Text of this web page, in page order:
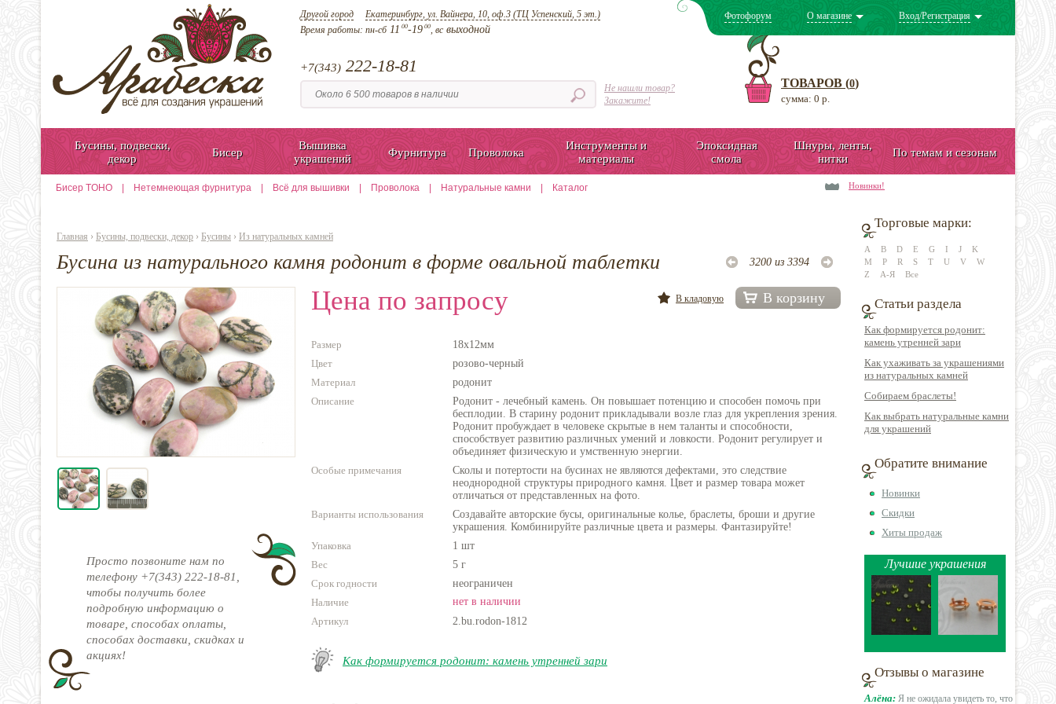
Другой город Екатеринбург, ул. Вайнера, 10, оф.3 (ТЦ Успенский, 5 эт.)
Время работы: пн-сб11 00-19 00, всвыходной
+7(343) 222-18-81
Не нашли товар?
Закажите!
Фотофорум О магазине Вход/Регистрация
ТОВАРОВ (0)
сумма: 0 р.
Бусины, подвески,
декор
Бисер
Вышивка
украшений
Фурнитура Проволока
Инструменты и
материалы
Эпоксидная
смола
Шнуры, ленты,
нитки
По темам и сезонам
Бисер TOHO Нетемнеющая фурнитура Всё для вышивки Проволока Натуральные камни Каталог Новинки!
Главная › Бусины, подвески, декор › Бусины › Из натуральных камней
Бусина из натурального камня родонит в форме овальной таблетки 3200 из 3394
Просто позвоните нам по
телефону +7(343) 222-18-81,
чтобы получить более
подробную информацию о
товаре, способах оплаты,
способах доставки, скидках и
акциях!
Цена по запросу В корзину
В кладовую
Размер
18х12мм
Цвет
розово-черный
Материал
родонит
Описание
Родонит - лечебный камень. Он повышает потенцию и способен помочь при
бесплодии. В старину родонит прикладывали возле глаз для укрепления зрения.
Родонит пробуждает в человеке скрытые в нем таланты и способности,
способствует развитию различных умений и ловкости. Родонит регулирует и
объединяет физическую и умственную энергии.
Особые примечания
Сколы и потертости на бусинах не являются дефектами, это следствие
неоднородной структуры природного камня. Цвет и размер товара может
отличаться от представленных на фото.
Варианты использования
Создавайте авторские бусы, оригинальные колье, браслеты, броши и другие
украшения. Комбинируйте различные цвета и размеры. Фантазируйте!
Упаковка
1 шт
Вес
5 г
Срок годности
неограничен
Наличие
нет в наличии
Артикул
2.bu.rodon-1812
Как формируется родонит: камень утренней зари
Торговые марки:
A B D E G I J
K
M
P R S T U V
W
Z
А-Я Все
Статьи раздела
Как формируется родонит:
камень утренней зари
Как ухаживать за украшениями
из натуральных камней
Собираем браслеты!
Как выбрать натуральные камни
для украшений
Обратите внимание
Новинки
Скидки
Хиты продаж
Лучшие украшения
Отзывы о магазине
Алёна: Я не ожидала увидеть то, что